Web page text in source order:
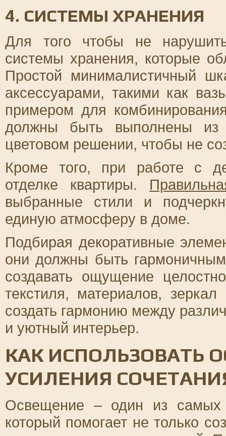
4. СИСТЕМЫ ХРАНЕНИЯ
Для того чтобы не
системы хранения, которые
Простой минималистичный
аксессуарами, такими как
примером для
должны быть выполнены
цветовом решении, чтобы не
Кроме того, при работе с
отделке квартиры.
выбранные стили и
единую атмосферу в доме.
Подбирая декоративные
они должны быть
создавать ощущение
текстиля, материалов,
создать гармонию между
и уютный интерьер.
КАК ИСПОЛЬЗОВАТЬ
УСИЛЕНИЯ
Освещение – один из самых
который помогает не только